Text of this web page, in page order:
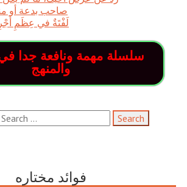
صاحب بدعة أو
سلسلة مهمة ونافعة جدا في
والمنهج
فوائد مختاره